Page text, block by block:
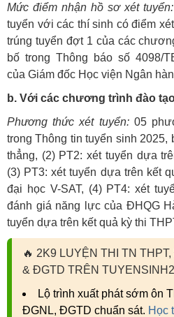
Mức điểm nhận hồ sơ xét tuyển:
tuyển với các thí sinh có điểm
trúng tuyển đợt 1 của các
bố trong Thông báo số 4098/
của Giám đốc Học viện Ngân
b. Với các chương trình đào
Phương thức xét tuyển:05
trong Thông tin tuyển sinh 2025,
thẳng, (2) PT2: xét tuyển dựa
(3) PT3: xét tuyển dựa trên kết
đại học V-SAT, (4) PT4: xét
đánh giá năng lực của ĐHQG
tuyển dựa trên kết quả kỳ thi
🔥 2K9 LUYỆN THI TN
& ĐGTD TRÊN
Lộ trình xuất phát sớm ôn
ĐGNL, ĐGTD chuẩn sát. Học